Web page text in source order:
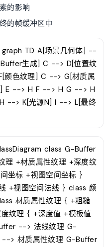
的影响
的帧缓冲区中
TD A[场景几何体] --
生成] C --> D[位置纹
色纹理] C --> G[材质属
] E --> H F --> H G --> H
--> K[光源N] I --> L[最终
class G-Buffer
理 +材质属性纹理 +深度纹
坐标 +视图空间坐标 }
+视图空间法线 } class 颜
材质属性纹理 { +粗糙
纹理 { +深度值 +模板值
--> 法线纹理 G-
> 材质属性纹理 G-Buffer